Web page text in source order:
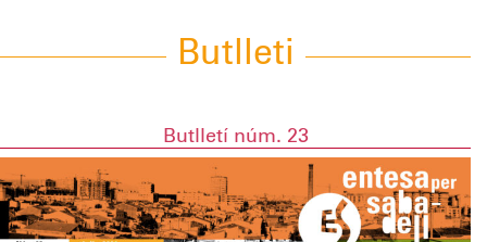
Butlleti
Butlletí núm. 23